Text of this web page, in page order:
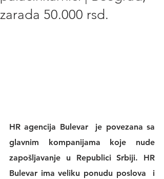
zarada 50.000 rsd.
HR agencija Bulevar
  je povezana sa
glavnim kompanijama koje nude
zapošljavanje u Republici Srbiji. HR
Bulevar ima veliku ponudu poslova
  i